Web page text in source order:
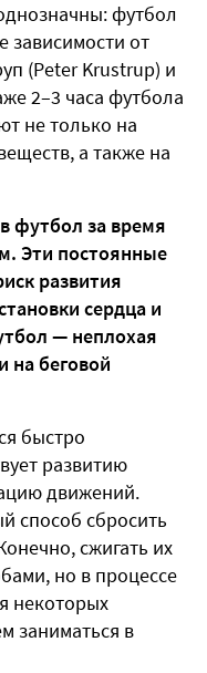
футбол
зависимости от
(Peter Krustrup) и
2–3 часа футбола
не только на
а также на
футбол за время
Эти постоянные
развития
сердца и
— неплохая
на беговой
быстро
развитию
движений.
способ сбросить
сжигать их
но в процессе
некоторых
заниматься в